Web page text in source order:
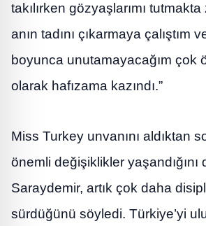
takılırken gözyaşlarımı
anın tadını çıkarmaya çalıştım
boyunca unutamayacağım çok
olarak hafızama kazındı.”
Miss Turkey unvanını aldıktan
önemli değişiklikler yaşandığını
Saraydemir, artık çok daha
sürdüğünü söyledi. Türkiye’yi